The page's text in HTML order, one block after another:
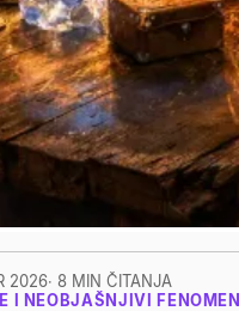
2026· 8 MIN ČITANJA
I NEOBJAŠNJIVI FENOMENI